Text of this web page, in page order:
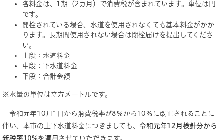
各料金は、1期（2カ月）で消費税が含まれています。単位は円
です。
開栓されている場合、水道を使用されなくても基本料金がかか
ります。長期間使用されない場合は閉栓届けを提出してくださ
い。
上段：水道料金
中段：下水道料金
下段：合計金額
※水量の単位は立方メートルです。
令和元年10月1日から消費税率が8％から10％に改正されることに
伴い、本市の上下水道料金につきましても、 令和元年12月検針分から
新税率10%を適用 させていただきます。